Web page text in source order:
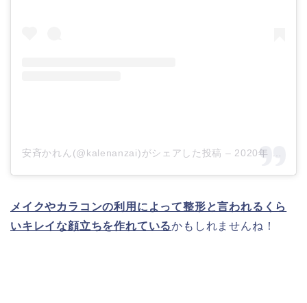
安斉かれん(@kalenanzai)がシェアした投稿 – 2020年 3月月24日午後6時43分PDT
メイクやカラコンの利用によって整形と言われるくら
いキレイな顔立ちを作れているかもしれませんね！